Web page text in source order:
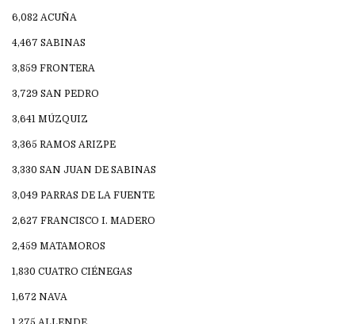
6,082 ACUÑA
4,467 SABINAS
3,859 FRONTERA
3,729 SAN PEDRO
3,641 MÚZQUIZ
3,365 RAMOS ARIZPE
3,330 SAN JUAN DE SABINAS
3,049 PARRAS DE LA FUENTE
2,627 FRANCISCO I. MADERO
2,459 MATAMOROS
1,830 CUATRO CIÉNEGAS
1,672 NAVA